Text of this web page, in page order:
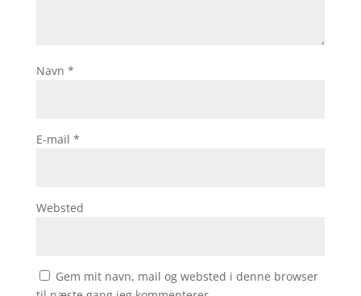
Navn *
E-mail *
Websted
Gem mit navn, mail og websted i denne browser